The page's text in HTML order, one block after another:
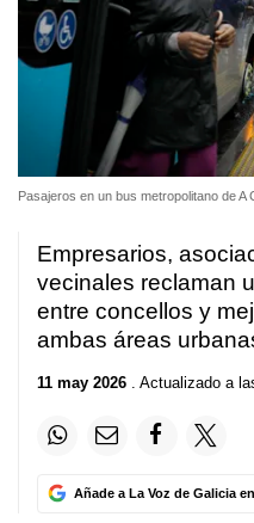
Pasajeros en un bus metropolitano de A
Empresarios,
vecinales reclaman
entre concellos y
ambas áreas
11 may 2026 . Actualizado a
Añade a La Voz de Galicia